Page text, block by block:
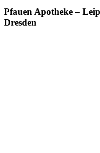
Pfau­en Apo­the­ke –
Dresden